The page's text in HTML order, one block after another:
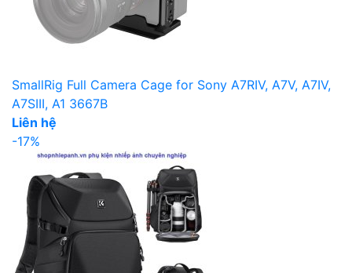
SmallRig Full Camera Cage for Sony A7RIV, A7V, A7IV,
A7SIII, A1 3667B
Liên hệ
-17%